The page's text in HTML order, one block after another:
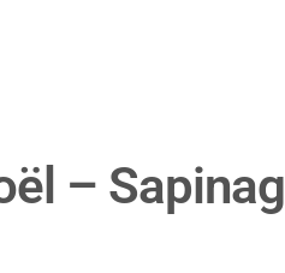
–